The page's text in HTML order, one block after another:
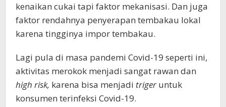
kenaikan cukai tapi faktor mekanisasi. Dan juga
faktor rendahnya penyerapan tembakau lokal
karena tingginya impor tembakau.
Lagi pula di masa pandemi Covid-19 seperti ini,
aktivitas merokok menjadi sangat rawan dan
high risk, karena bisa menjadi triger untuk
konsumen terinfeksi Covid-19.